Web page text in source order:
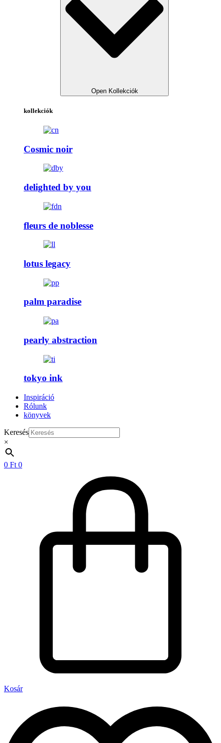
Open Kollekciók
kollekciók
Cosmic noir
delighted by you
fleurs de noblesse
lotus legacy
palm paradise
pearly abstraction
tokyo ink
Inspiráció
Rólunk
könyvek
Keresés
×
0 Ft 0
Kosár